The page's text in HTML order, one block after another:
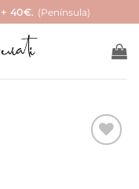
+ 40€. (Península)